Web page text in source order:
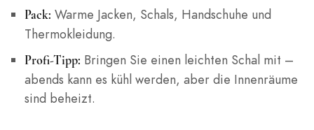
Pack: Warme Jacken, Schals, Handschuhe und
Thermokleidung.
Profi-Tipp: Bringen Sie einen leichten Schal mit –
abends kann es kühl werden, aber die Innenräume
sind beheizt.